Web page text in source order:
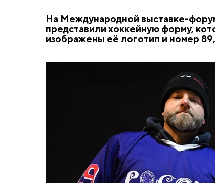
На Международной выставке-
представили хоккейную форму,
изображены её логотип и номер